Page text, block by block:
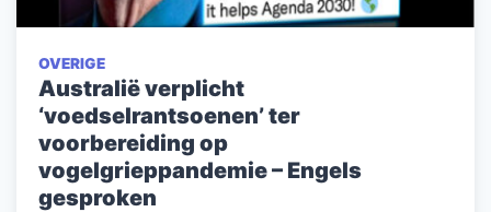
OVERIGE
Australië verplicht
‘voedselrantsoenen’ ter
voorbereiding op
vogelgrieppandemie – Engels
gesproken